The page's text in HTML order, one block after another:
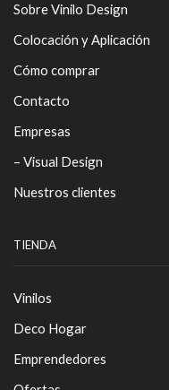
Sobre Vinilo Design
Colocación y Aplicación
Cómo comprar
Contacto
Empresas
– Visual Design
Nuestros clientes
TIENDA
Vinilos
Deco Hogar
Emprendedores